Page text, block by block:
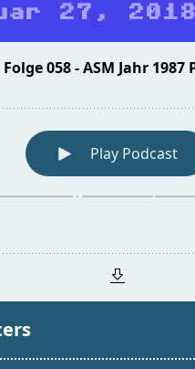
27, 2018